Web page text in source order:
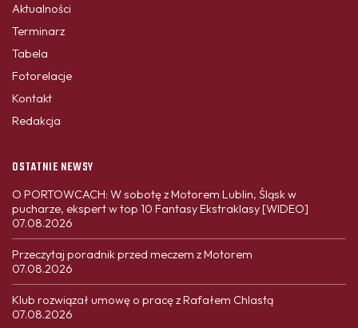
Aktualności
Terminarz
Tabela
Fotorelacje
Kontakt
Redakcja
OSTATNIE NEWSY
O PORTOWCACH: W sobotę z Motorem Lublin, Śląsk w
pucharze, ekspert w top 10 Fantasy Ekstraklasy [WIDEO]
07.08.2026
Przeczytaj poradnik przed meczem z Motorem
07.08.2026
Klub rozwiązał umowę o pracę z Rafałem Chlastą
07.08.2026